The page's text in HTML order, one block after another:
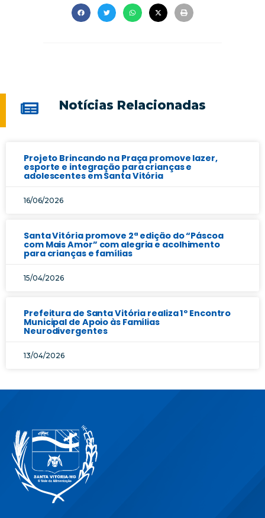
Notícias Relacionadas
Projeto Brincando na Praça promove lazer,
esporte e integração para crianças e
adolescentes em Santa Vitória
16/06/2026
Santa Vitória promove 2ª edição do “Páscoa
com Mais Amor” com alegria e acolhimento
para crianças e famílias
15/04/2026
Prefeitura de Santa Vitória realiza 1º Encontro
Municipal de Apoio às Famílias
Neurodivergentes
13/04/2026